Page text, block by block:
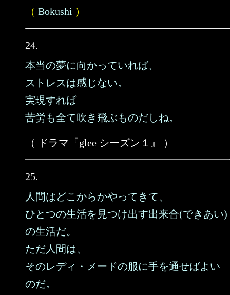
（ Bokushi ）
24.
本当の夢に向かっていれば、
ストレスは感じない。
実現すれば
苦労も全て吹き飛ぶものだしね。
（ ドラマ『glee シーズン１』 ）
25.
人間はどこからかやってきて、
ひとつの生活を見つけ出す出来合(できあい)
の生活だ。
ただ人間は、
そのレディ・メードの服に手を通せばよい
のだ。